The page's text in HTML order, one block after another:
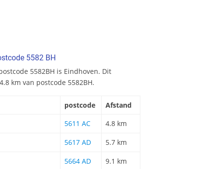
5582 BH
5582BH is Eindhoven. Dit
km van postcode 5582BH.
postcode
Afstand
5611 AC 4.8 km
5617 AD 5.7 km
5664 AD 9.1 km